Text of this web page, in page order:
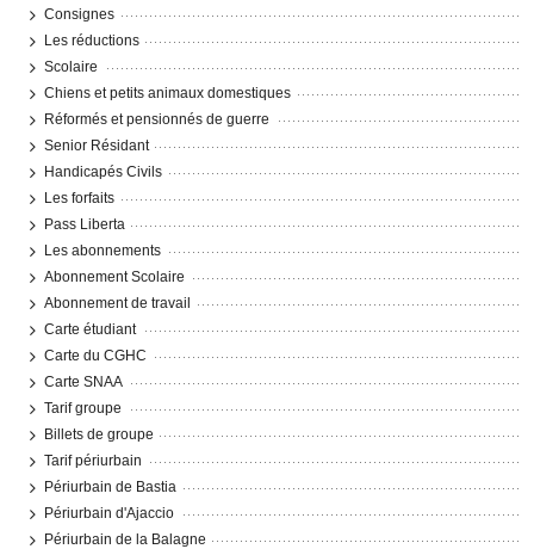
Consignes
Les réductions
Scolaire
Chiens et petits animaux domestiques
Réformés et pensionnés de guerre
Senior Résidant
Handicapés Civils
Les forfaits
Pass Liberta
Les abonnements
Abonnement Scolaire
Abonnement de travail
Carte étudiant
Carte du CGHC
Carte SNAA
Tarif groupe
Billets de groupe
Tarif périurbain
Périurbain de Bastia
Périurbain d'Ajaccio
Périurbain de la Balagne